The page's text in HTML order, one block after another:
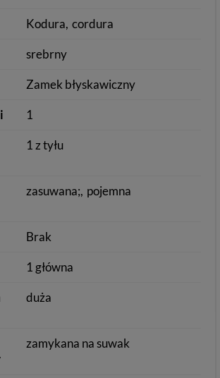
Kodura cordura
srebrny
Zamek błyskawiczny
1
1 z tyłu
zasuwana; pojemna
Brak
1 główna
duża
zamykana na suwak